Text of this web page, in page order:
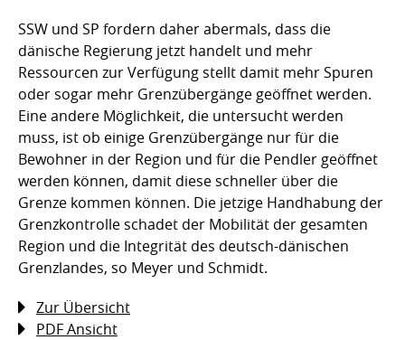
SSW und SP fordern daher abermals, dass die
dänische Regierung jetzt handelt und mehr
Ressourcen zur Verfügung stellt damit mehr Spuren
oder sogar mehr Grenzübergänge geöffnet werden.
Eine andere Möglichkeit, die untersucht werden
muss, ist ob einige Grenzübergänge nur für die
Bewohner in der Region und für die Pendler geöffnet
werden können, damit diese schneller über die
Grenze kommen können. Die jetzige Handhabung der
Grenzkontrolle schadet der Mobilität der gesamten
Region und die Integrität des deutsch-dänischen
Grenzlandes, so Meyer und Schmidt.
Zur Übersicht
PDF Ansicht